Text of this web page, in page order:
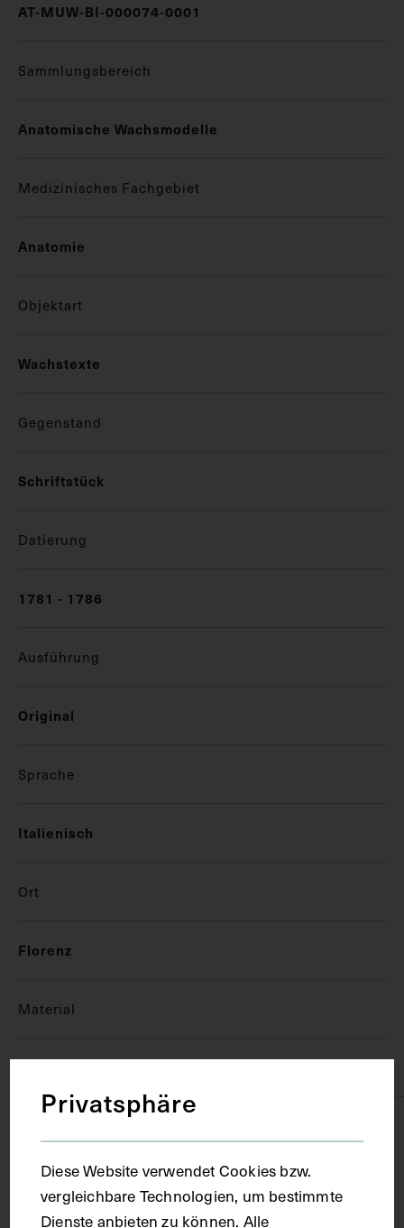
AT-MUW-BI-000074-0001
Sammlungsbereich
Anatomische Wachsmodelle
Medizinisches Fachgebiet
Anatomie
Objektart
Wachstexte
Gegenstand
Schriftstück
Datierung
1781 - 1786
Ausführung
Original
Sprache
Italienisch
Ort
Florenz
Material
Privatsphäre
Diese Website verwendet Cookies bzw.
vergleichbare Technologien, um bestimmte
Dienste anbieten zu können. Alle